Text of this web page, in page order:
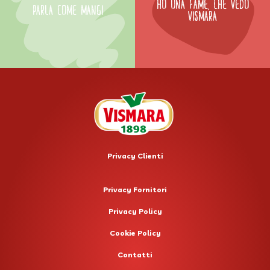
PARLA COME MANGI
HO UNA FAME, CHE VEDO
VISMARA
Privacy Clienti
Privacy Fornitori
Privacy Policy
Cookie Policy
Contatti